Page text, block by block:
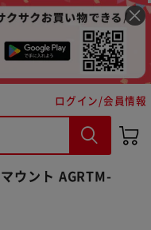
ログイン/会員情報
ウント AGRTM-
購入手続きへ